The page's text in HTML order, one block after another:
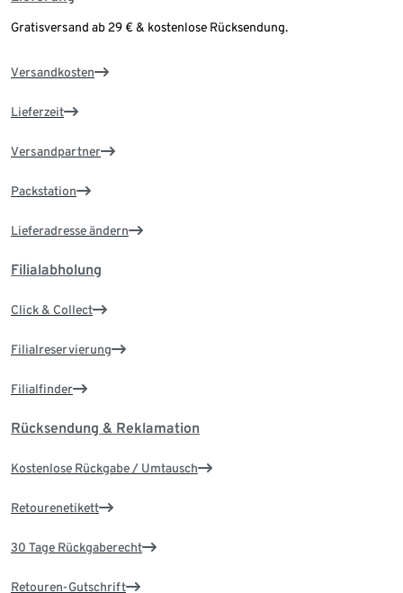
Gratisversand ab 29 € & kostenlose Rücksendung.
Versandkosten
Lieferzeit
Versandpartner
Packstation
Lieferadresse ändern
Filialabholung
Click & Collect
Filialreservierung
Filialfinder
Rücksendung & Reklamation
Kostenlose Rückgabe / Umtausch
Retourenetikett
30 Tage Rückgaberecht
Retouren-Gutschrift